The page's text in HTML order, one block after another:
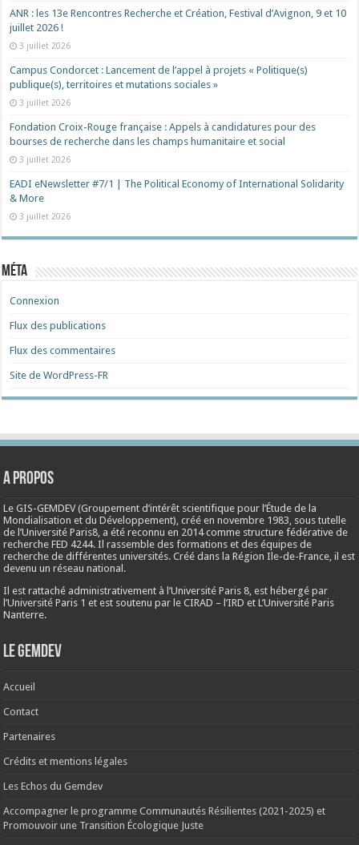
ANR : les 13e Rencontres Recherche et Création, Festival d’Avignon, 9 et 10
juillet 2026 !
3 juillet 2026
Campus Condorcet : Lancement de l’appel à projets « Politique(s)
publique(s), territoires et mutations sociales »
3 juillet 2026
Fondation Croix-Rouge française : Appels à candidatures pour des
bourses de recherche dans les champs humanitaire et social
3 juillet 2026
EADI eNewsletter #7/1 | The Political Economy of International Solidarity
& More
3 juillet 2026
Méta
Connexion
Flux des publications
Flux des commentaires
Site de WordPress-FR
A propos
Le GIS-GEMDEV (Groupement d’intérêt scientifique pour l’Étude de la
Mondialisation et du Développement), créé ennovembre 1983, sous tutelle
de l’Université Paris8, a été reconnu en 2014 comme structure fédérative de
recherche FED 4244. Il rassemble des formations et des équipes de
recherche de différentes universités. Créé dans la Région Ile-de-France, il est
devenu un réseau national.
Il est rattaché administrativement à l’Université Paris 8, est hébergé par
l’Université Paris 1 et est soutenu par le CIRAD – l’IRD et L’Université Paris
Nanterre.
Le Gemdev
Accueil
Contact
Partenaires
Crédits et mentions légales
Les Echos du Gemdev
Accompagner le programme Communautés Résilientes (2021-2025) et
Promouvoir une Transition Écologique Juste